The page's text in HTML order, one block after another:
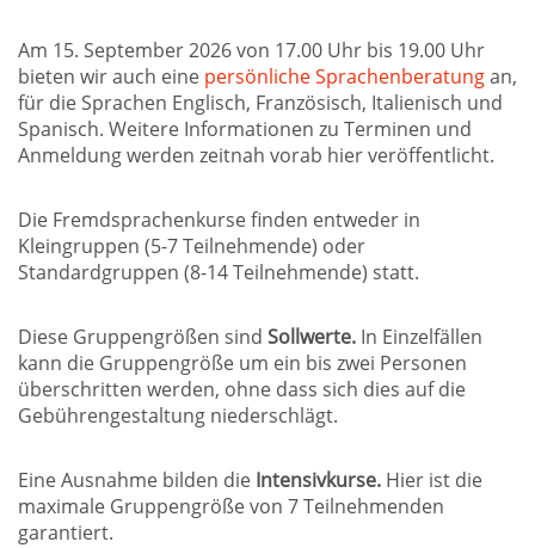
Am 15. September 2026 von 17.00 Uhr bis 19.00 Uhr
bieten wir auch eine persönliche Sprachenberatungan,
für die Sprachen Englisch, Französisch, Italienisch und
Spanisch. Weitere Informationen zu Terminen und
Anmeldung werden zeitnah vorab hier veröffentlicht.
Die Fremdsprachenkurse finden entweder in
Kleingruppen (5-7 Teilnehmende) oder
Standardgruppen (8-14 Teilnehmende) statt.
Diese Gruppengrößen sind Sollwerte. In Einzelfällen
kann die Gruppengröße um ein bis zwei Personen
überschritten werden, ohne dass sich dies auf die
Gebührengestaltung niederschlägt.
Eine Ausnahme bilden die Intensivkurse. Hier ist die
maximale Gruppengröße von 7 Teilnehmenden
garantiert.